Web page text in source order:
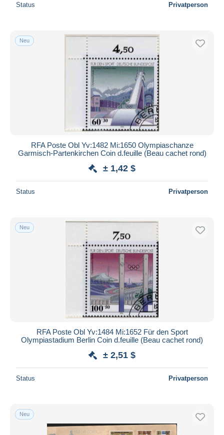
Status Privatperson
Neu
RFA Poste Obl Yv:1482 Mi:1650 Olympiaschanze
Garmisch-Partenkirchen Coin d.feuille (Beau cachet rond)
± 1,42 $
Status Privatperson
Neu
RFA Poste Obl Yv:1484 Mi:1652 Für den Sport
Olympiastadium Berlin Coin d.feuille (Beau cachet rond)
± 2,51 $
Status Privatperson
Neu